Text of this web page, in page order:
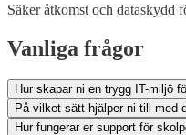
Säker åtkomst och dataskydd
Vanliga frågor
Hur skapar ni en trygg IT-miljö
På vilket sätt hjälper ni till med
Hur fungerar er support för